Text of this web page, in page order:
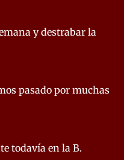
y destrabar la
pasado por muchas
todavía en la B.